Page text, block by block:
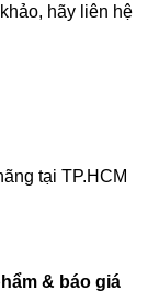
– 12.500lm
hãy liên hệ
tại TP.HCM
& báo giá